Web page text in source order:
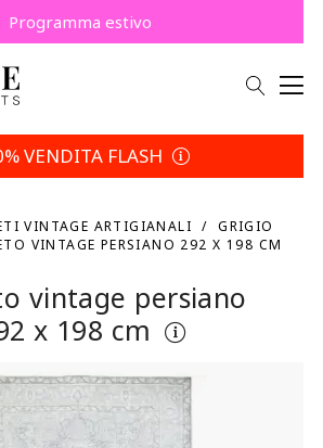
5% | Tua scelta
VENDITA FLASH
VINTAGE ARTIGIANALI
GRIGIO
VINTAGE PERSIANO 292 X 198 CM
vintage persiano
x 198 cm